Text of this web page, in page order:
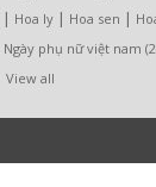
| Hoa ly | Hoa sen |
Ngày phụ nữ việt nam
View all